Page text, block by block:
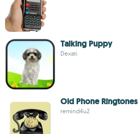
Talking Puppy
Dexati
Old Phone Ringtones
remind4u2